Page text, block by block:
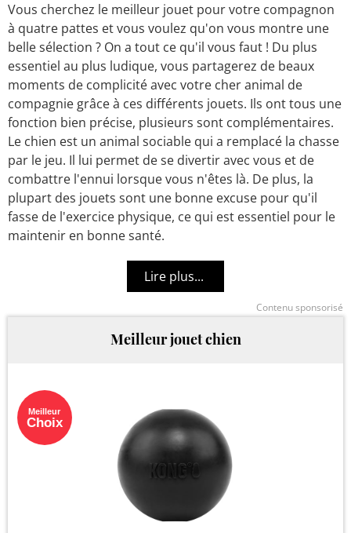
Vous cherchez le meilleur jouet pour votre compagnon
à quatre pattes et vous voulez qu'on vous montre une
belle sélection ? On a tout ce qu'il vous faut ! Du plus
essentiel au plus ludique, vous partagerez de beaux
moments de complicité avec votre cher animal de
compagnie grâce à ces différents jouets. Ils ont tous une
fonction bien précise, plusieurs sont complémentaires.
Le chien est un animal sociable qui a remplacé la chasse
par le jeu. Il lui permet de se divertir avec vous et de
combattre l'ennui lorsque vous n'êtes là. De plus, la
plupart des jouets sont une bonne excuse pour qu'il
fasse de l'exercice physique, ce qui est essentiel pour le
maintenir en bonne santé.
Contenu sponsorisé
Meilleur jouet chien
Meilleur
Choix